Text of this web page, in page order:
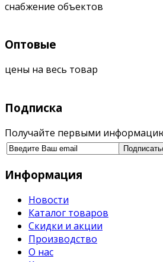
снабжение объектов
Оптовые
цены на весь товар
Подписка
Получайте первыми
Информация
Новости
Каталог товаров
Скидки и акции
Производство
О нас